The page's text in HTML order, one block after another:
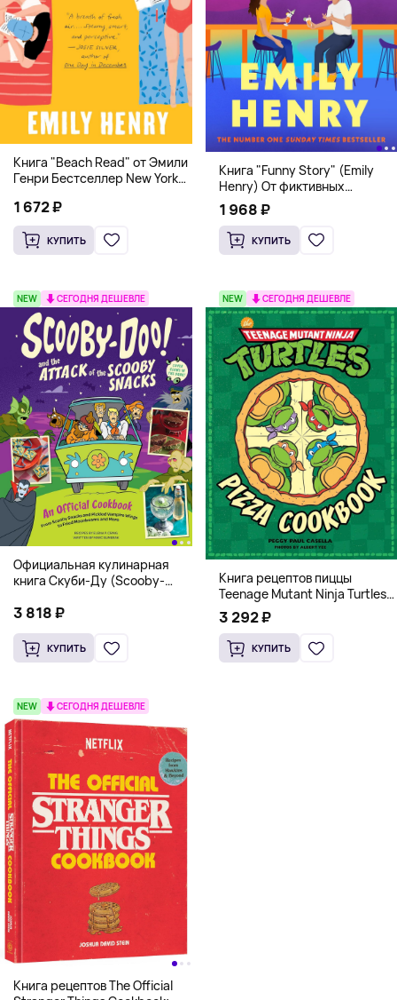
Книга "Beach Read" от Эмили
Генри Бестселлер New York
1 672 ₽
КУПИТЬ
Книга "Funny Story" (Emily
Henry) От фиктивных
свиданий к реальной любви
1 968 ₽
КУПИТЬ
NEW СЕГОДНЯ ДЕШЕВЛЕ
Официальная кулинарная
книга Скуби-Ду (Scooby-
Scooby Snacks), Твердый
3 818 ₽
КУПИТЬ
NEW СЕГОДНЯ ДЕШЕВЛЕ
Книга рецептов пиццы
Teenage Mutant Ninja Turtles
Pizza Cookbook (На
английском)
3 292 ₽
КУПИТЬ
NEW СЕГОДНЯ ДЕШЕВЛЕ
Книга рецептов The Official